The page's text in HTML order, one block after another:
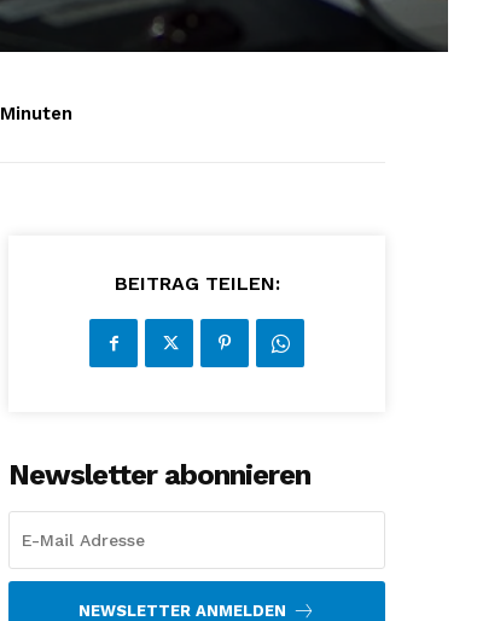
Minuten
BEITRAG TEILEN:
Newsletter abonnieren
NEWSLETTER ANMELDEN